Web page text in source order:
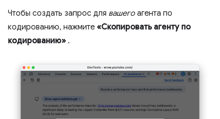
Чтобы создать запрос для вашего агента по
кодированию, нажмите «Скопировать агенту по
кодированию» .